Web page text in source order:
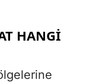
HANGI